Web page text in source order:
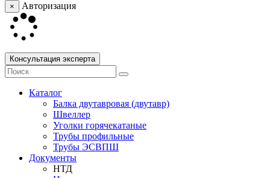
× Авторизация
Консультация эксперта
Каталог
Балка двутавровая (двутавр)
Швеллер
Уголки горячекатаные
Трубы профильные
Трубы ЭСВПШ
Документы
НТД